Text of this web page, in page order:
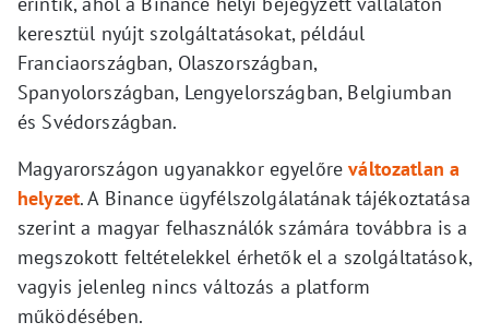
keresztül nyújt szolgáltatásokat, például
Franciaországban, Olaszországban,
Spanyolországban, Lengyelországban, Belgiumban
és Svédországban.
Magyarországon ugyanakkor egyelőreváltozatlan a
helyzet. A Binance ügyfélszolgálatának tájékoztatása
szerint a magyar felhasználók számára továbbra is a
megszokott feltételekkel érhetők el a szolgáltatások,
vagyis jelenleg nincs változás a platform
működésében.